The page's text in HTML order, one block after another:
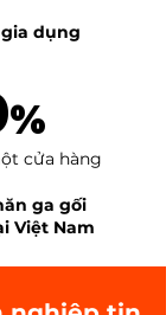
dụng
%
cửa hàng
ga gối
Việt Nam